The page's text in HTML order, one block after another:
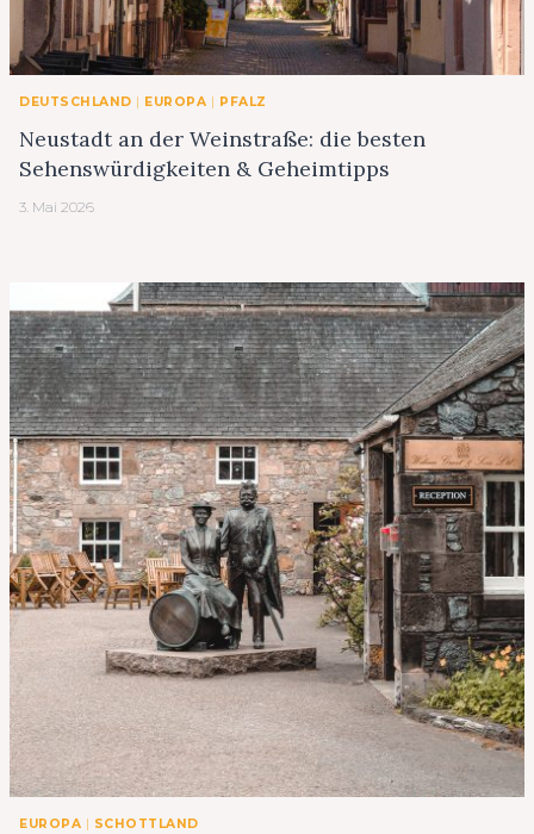
DEUTSCHLAND | EUROPA | PFALZ
Neustadt an der Weinstraße: die besten
Sehenswürdigkeiten & Geheimtipps
3. Mai 2026
EUROPA SCHOTTLAND